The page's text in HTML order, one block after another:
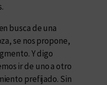
busca de una
se nos propone,
Y digo
ir de uno a otro
prefijado. Sin